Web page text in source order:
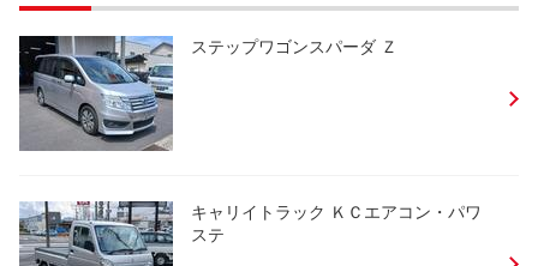
ステップワゴンスパーダ Ｚ
キャリイトラック ＫＣエアコン・パワ
ステ